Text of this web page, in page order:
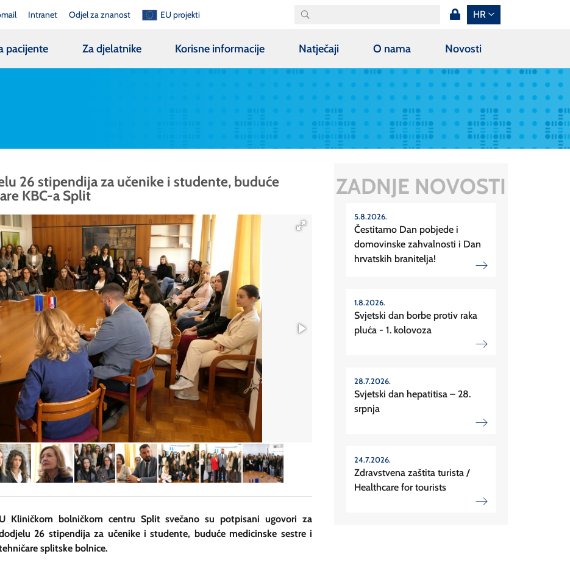
Intranet Odjel za znanost EU projekti HR
pacijente Za djelatnike Korisne informacije Natječaji O nama Novosti
26 stipendija za učenike i studente, buduće
KBC-a Split
U Kliničkom bolničkom centru Split svečano su potpisani ugovori za
26 stipendija za učenike i studente, buduće medicinske sestre i
splitske bolnice.
ZADNJE NOVOSTI
5.8.2026.
Čestitamo Dan pobjede i
domovinske zahvalnosti i Dan
hrvatskih branitelja!
1.8.2026.
Svjetski dan borbe protiv raka
pluća - 1. kolovoza
28.7.2026.
Svjetski dan hepatitisa – 28.
srpnja
24.7.2026.
Zdravstvena zaštita turista /
Healthcare for tourists